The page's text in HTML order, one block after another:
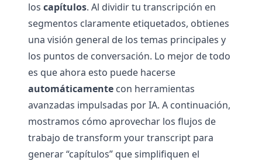
los capítulos. Al dividir tu transcripción en
segmentos claramente etiquetados, obtienes
una visión general de los temas principales y
los puntos de conversación. Lo mejor de todo
es que ahora esto puede hacerse
automáticamente con herramientas
avanzadas impulsadas por IA. A continuación,
mostramos cómo aprovechar los flujos de
trabajo detransform your transcript para
generar “capítulos” que simplifiquen el